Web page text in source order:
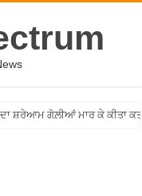
ਦਾ ਸ਼ਰੇਆਮ ਗੋਲ਼ੀਆਂ ਮਾਰ ਕੇ ਕੀਤਾ